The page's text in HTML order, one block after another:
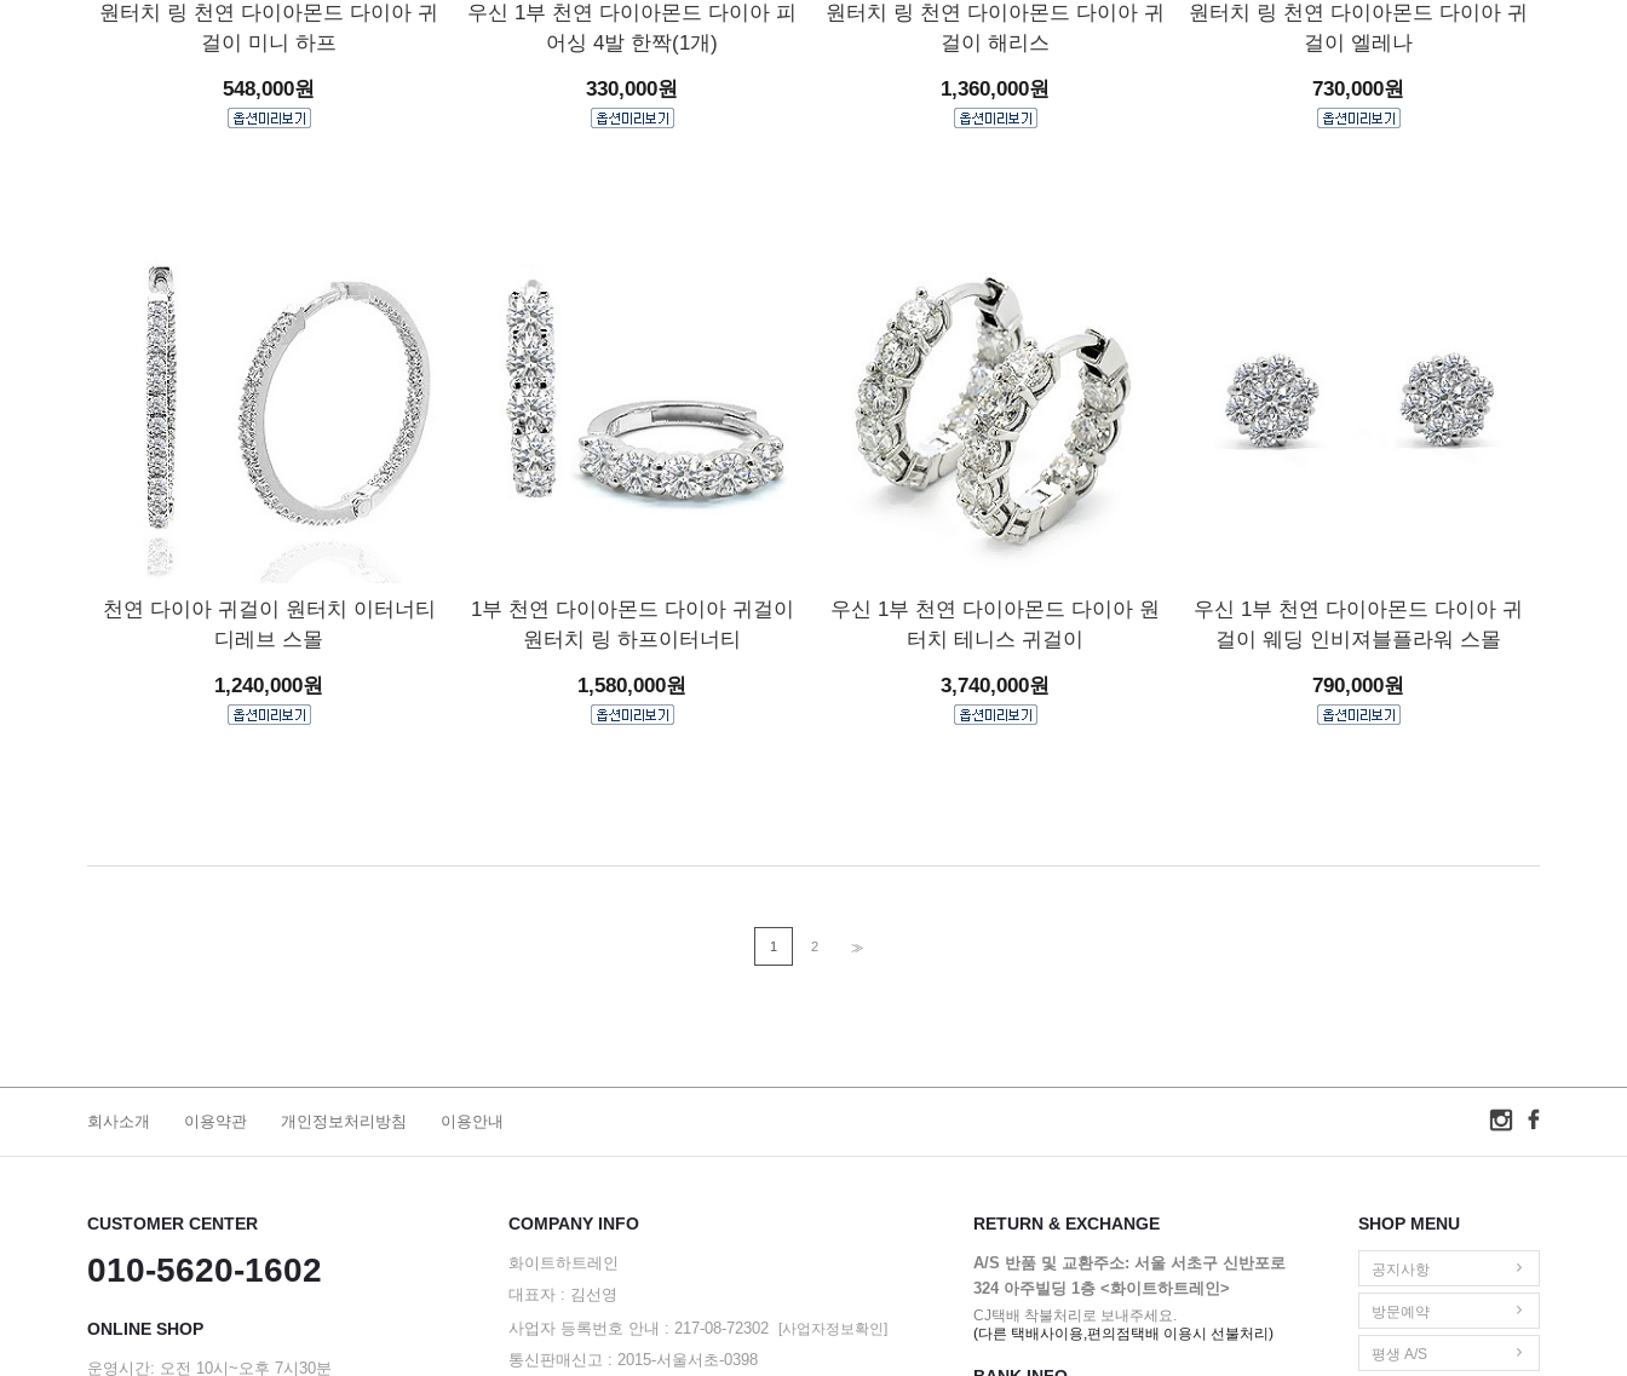
원터치 링 천연 다이아몬드 다이아 귀
걸이 미니 하프
548,000원
우신 1부 천연 다이아몬드 다이아 피
어싱 4발 한짝(1개)
330,000원
원터치 링 천연 다이아몬드 다이아 귀
걸이 해리스
1,360,000원
원터치 링 천연 다이아몬드 다이아 귀
걸이 엘레나
730,000원
천연 다이아 귀걸이 원터치 이터너티
디레브 스몰
1,240,000원
1부 천연 다이아몬드 다이아 귀걸이
원터치 링 하프이터너티
1,580,000원
우신 1부 천연 다이아몬드 다이아 원
터치 테니스 귀걸이
3,740,000원
우신 1부 천연 다이아몬드 다이아 귀
걸이 웨딩 인비져블플라워 스몰
790,000원
1 2 >>
회사소개 이용약관 개인정보처리방침 이용안내
CUSTOMER CENTER
010-5620-1602
ONLINE SHOP
운영시간: 오전 10시~오후 7시30분
COMPANY INFO
화이트하트레인
대표자 : 김선영
사업자 등록번호 안내 : 217-08-72302
[사업자정보확인]
통신판매신고 : 2015-서울서초-0398
RETURN & EXCHANGE
A/S 반품 및 교환주소: 서울 서초구 신반포로
324 아주빌딩 1층 <화이트하트레인>
CJ택배 착불처리로 보내주세요.
(다른 택배사이용,편의점택배 이용시 선불처리)
SHOP MENU
공지사항
방문예약
평생 A/S